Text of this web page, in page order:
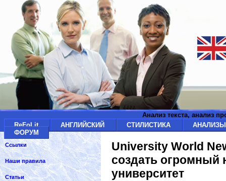
Анализ текста, анализ
ReFoLit
АНГЛИЙСКИЙ СТИЛИСТИКА
ФОРУМ
University World
создать огромный
университет
Ссылки
Наши правила
Статьи